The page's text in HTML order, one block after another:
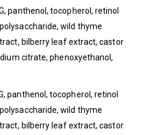
panthenol, tocopherol, retinol
wild thyme
bilberry leaf extract, castor
citrate, phenoxyethanol,
panthenol, tocopherol, retinol
wild thyme
bilberry leaf extract, castor